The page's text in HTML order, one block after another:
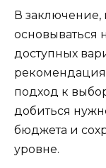
В
основываться
доступных
подход к
добиться
бюджета и
уровне.